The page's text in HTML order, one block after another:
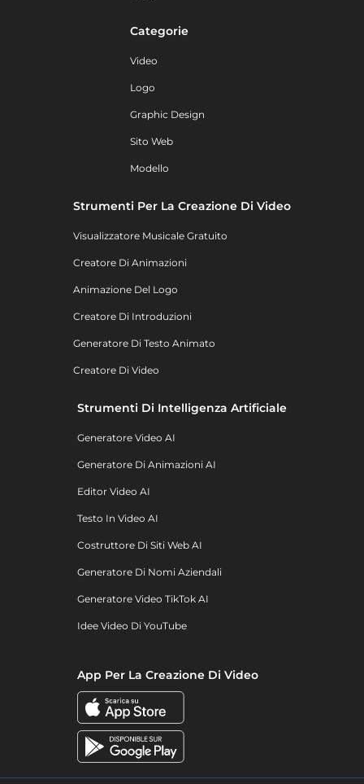
Categorie
Video
Logo
Graphic Design
Sito Web
Modello
Strumenti Per La Creazione Di Video
Visualizzatore Musicale Gratuito
Creatore Di Animazioni
Animazione Del Logo
Creatore Di Introduzioni
Generatore Di Testo Animato
Creatore Di Video
Strumenti Di Intelligenza Artificiale
Generatore Video AI
Generatore Di Animazioni AI
Editor Video AI
Testo In Video AI
Costruttore Di Siti Web AI
Generatore Di Nomi Aziendali
Generatore Video TikTok AI
Idee Video Di YouTube
App Per La Creazione Di Video